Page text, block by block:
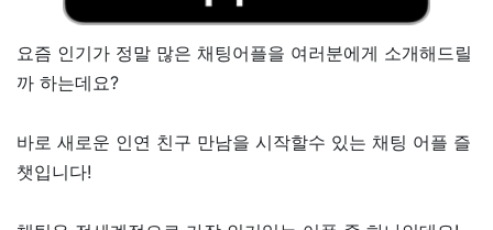
요즘 인기가 정말 많은 채팅어플을 여러분에게 소개해드릴
까 하는데요?
바로 새로운 인연 친구 만남을 시작할수 있는 채팅 어플 즐
챗입니다!